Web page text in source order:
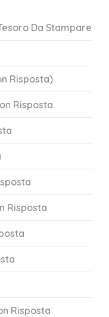
Da Stampare
Risposta)
Risposta
Risposta
Risposta